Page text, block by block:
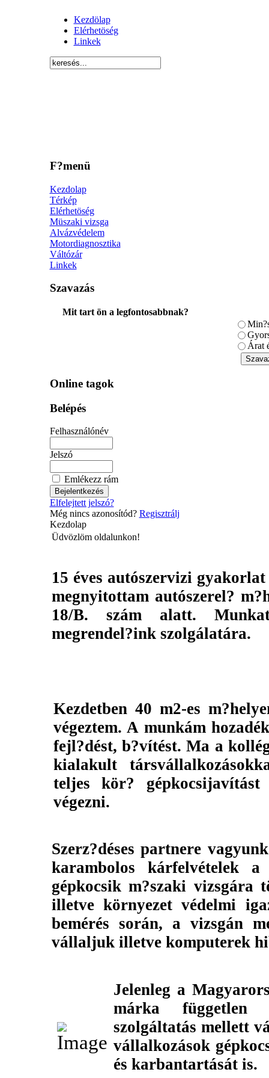
Kezdölap
Elérhetöség
Linkek
F?menü
Kezdolap
Térkép
Elérhetöség
Müszaki vizsga
Alvázvédelem
Motordiagnosztika
Váltózár
Linkek
Szavazás
Mit tart ön a legfontosabbnak?
Árat
Online tagok
Belépés
Felhasználónév
Jelszó
Emlékezz rám
Elfelejtett jelszó?
Még nincs azonosítód? Regisztrálj
Kezdolap
Üdvözlöm oldalunkon!
15 éves autószervizi
megnyitottam autószerel?
18/B. szám alatt.
megrendel?ink szolgálatára.
Kezdetben 40 m2-es
végeztem. A munkám
fejl?dést, b?vítést. Ma a
kialakult
teljes kör?
végezni.
Szerz?déses partnere
karambolos kárfelvételek
gépkocsik m?szaki vizsgára
illetve környezet védelmi
bemérés során, a vizsgán
vállaljuk illetve komputerek
Jelenleg a
márka független
szolgáltatás mellett
vállalkozások
és karbantartását is.